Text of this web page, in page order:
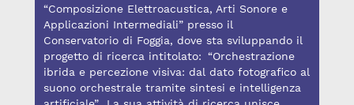
“Composizione Elettroacustica, Arti Sonore e
Applicazioni Intermediali” presso il
Conservatorio di Foggia, dove sta sviluppando il
progetto di ricerca intitolato: “Orchestrazione
ibrida e percezione visiva: dal dato fotografico al
suono orchestrale tramite sintesi e intelligenza